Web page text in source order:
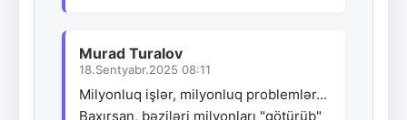
Murad Turalov
18.Sentyabr.2025 08:11
Milyonluq işlər, milyonluq problemlər...
Baxırsan, bəziləri milyonları "götürüb"